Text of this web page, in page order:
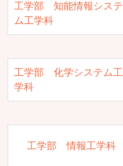
工学部 知能情報システ
ム工学科
工学部 化学システム工
学科
工学部 情報工学科